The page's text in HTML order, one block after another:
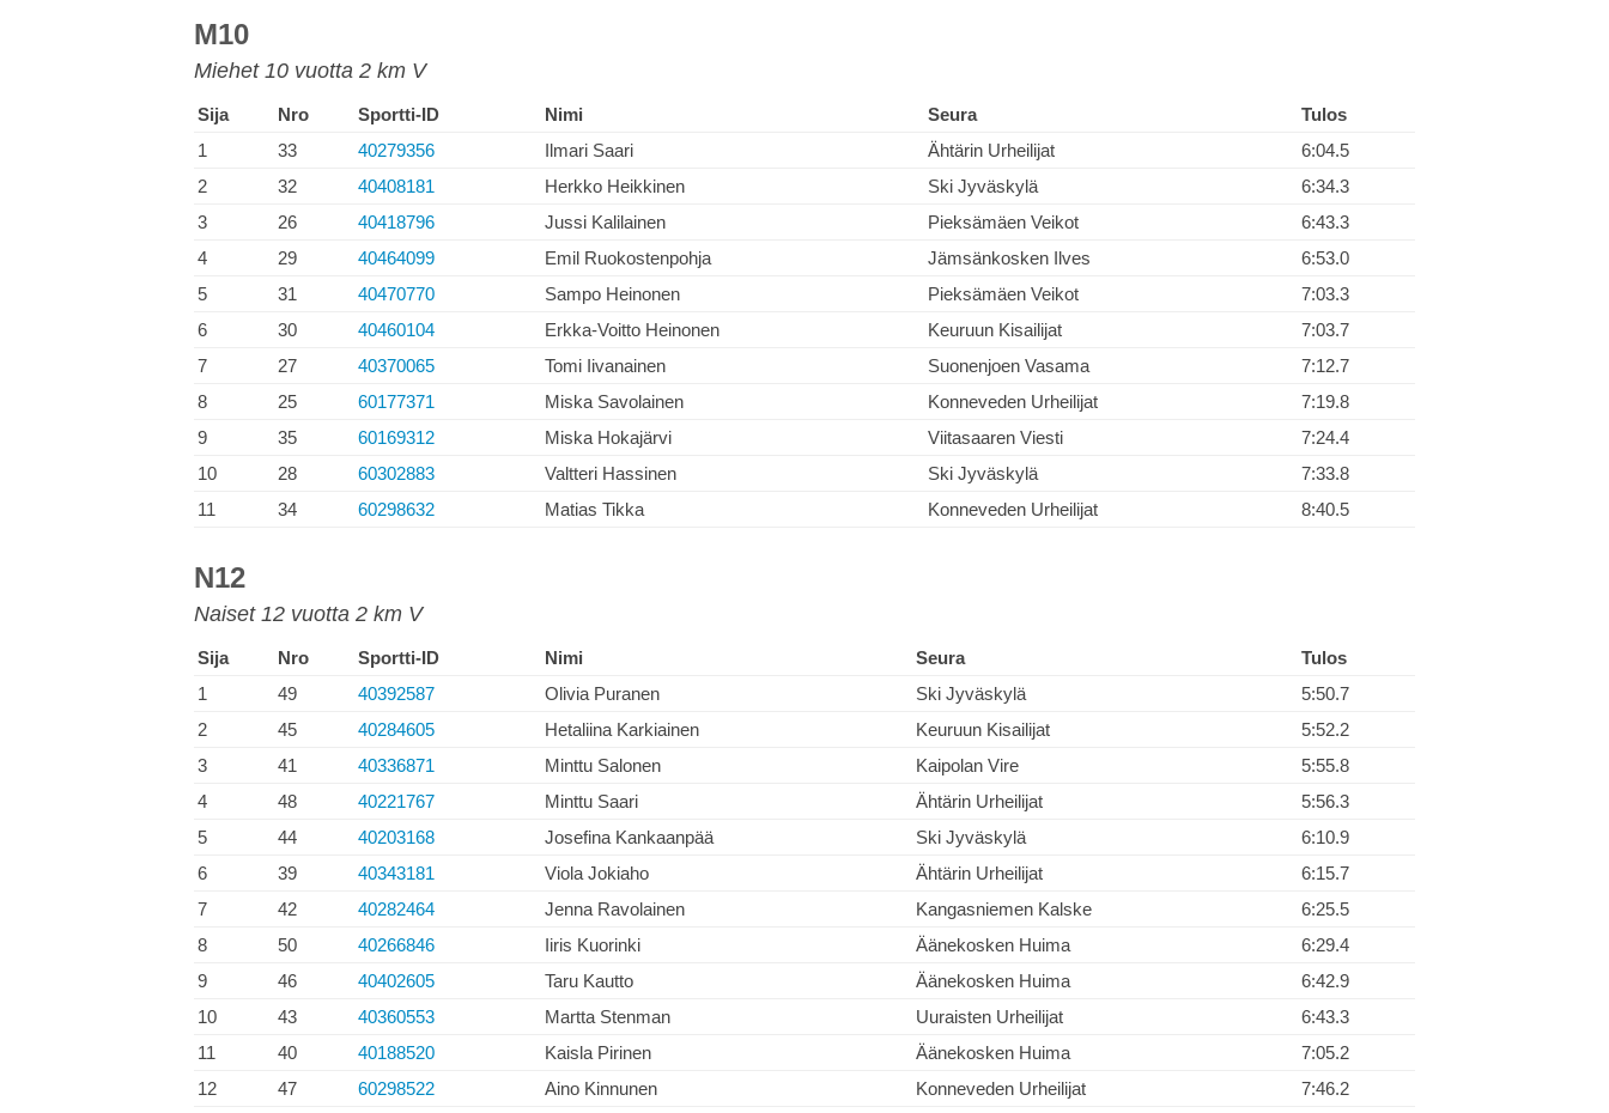
M10
Miehet 10 vuotta 2 km V
Sija Nro Sportti-ID Nimi Seura
Tulos
1
33 40279356 Ilmari Saari Ähtärin Urheilijat
6:04.5
2
32 40408181 Herkko Heikkinen Ski Jyväskylä
6:34.3
3
26 40418796 Jussi Kalilainen Pieksämäen Veikot
6:43.3
4
29 40464099 Emil Ruokostenpohja Jämsänkosken Ilves
6:53.0
5
31 40470770 Sampo Heinonen Pieksämäen Veikot
7:03.3
6
30 40460104 Erkka-Voitto Heinonen Keuruun Kisailijat
7:03.7
7
27 40370065 Tomi Iivanainen Suonenjoen Vasama
7:12.7
8
25 60177371 Miska Savolainen Konneveden Urheilijat
7:19.8
9
35 60169312 Miska Hokajärvi Viitasaaren Viesti
7:24.4
10
28 60302883 Valtteri Hassinen Ski Jyväskylä
7:33.8
11
34 60298632 Matias Tikka Konneveden Urheilijat 8:40.5
N12
Naiset 12 vuotta 2 km V
Sija Nro Sportti-ID Nimi Seura
Tulos
1
49 40392587 Olivia Puranen Ski Jyväskylä
5:50.7
2
45 40284605 Hetaliina Karkiainen Keuruun Kisailijat
5:52.2
3
41 40336871 Minttu Salonen Kaipolan Vire
5:55.8
4
48 40221767 Minttu Saari Ähtärin Urheilijat
5:56.3
5
44 40203168 Josefina Kankaanpää Ski Jyväskylä
6:10.9
6
39 40343181 Viola Jokiaho Ähtärin Urheilijat
6:15.7
7
42 40282464 Jenna Ravolainen Kangasniemen Kalske
6:25.5
8
50 40266846 Iiris Kuorinki Äänekosken Huima
6:29.4
9
46 40402605 Taru Kautto Äänekosken Huima
6:42.9
10
43 40360553 Martta Stenman Uuraisten Urheilijat
6:43.3
11
40 40188520 Kaisla Pirinen Äänekosken Huima
7:05.2
12
47 60298522 Aino Kinnunen Konneveden Urheilijat
7:46.2